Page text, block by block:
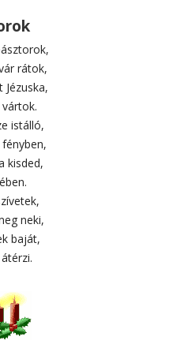
rátok,
istálló,
kisded,
neki,
baját,